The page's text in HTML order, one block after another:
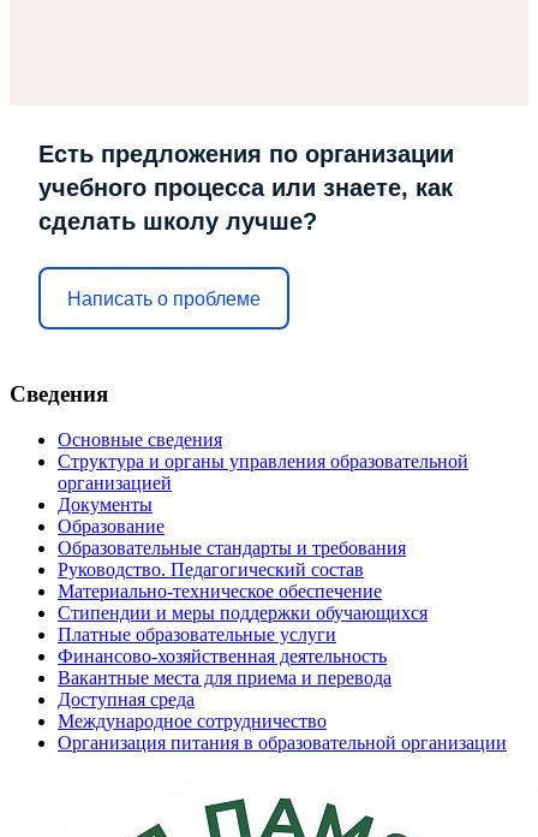
Есть предложения по организации
учебного процесса или знаете, как
сделать школу лучше?
Написать о проблеме
Сведения
Основные сведения
Структура и органы управления образовательной
организацией
Документы
Образование
Образовательные стандарты и требования
Руководство. Педагогический состав
Материально-техническое обеспечение
Стипендии и меры поддержки обучающихся
Платные образовательные услуги
Финансово-хозяйственная деятельность
Вакантные места для приема и перевода
Доступная среда
Международное сотрудничество
Организация питания в образовательной организации